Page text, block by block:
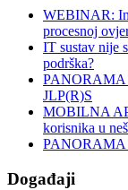
WEBINAR:
procesnoj
IT sustav nije
podrška?
PANORAMA
JLP(R)S
MOBILNA
korisnika u
PANORAMA
Događaji